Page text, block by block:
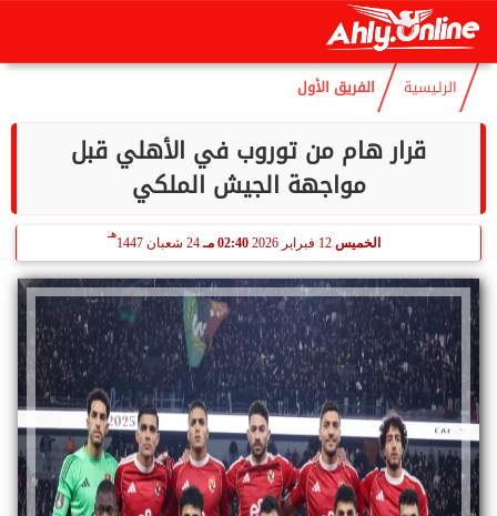
الجمعة
الرئيسية الفريق الأول
قرار هام من توروب في الأهلي قبل
مواجهة الجيش الملكي
الخميس 02:40 مـ 24 شعبان 1447
هـ